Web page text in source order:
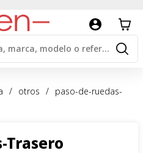
/ otros / paso-de-ruedas-
Trasero